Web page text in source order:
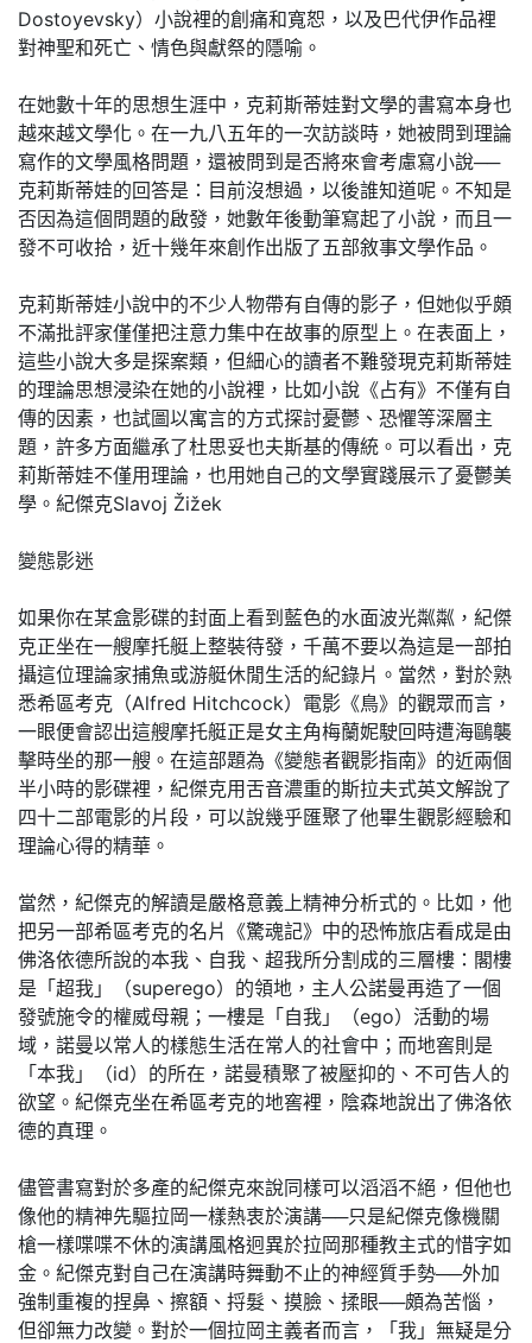
Dostoyevsky）小說裡的創痛和寬恕，以及巴代伊作品裡
對神聖和死亡、情色與獻祭的隱喻。
在她數十年的思想生涯中，克莉斯蒂娃對文學的書寫本身也
越來越文學化。在一九八五年的一次訪談時，她被問到理論
寫作的文學風格問題，還被問到是否將來會考慮寫小說──
克莉斯蒂娃的回答是：目前沒想過，以後誰知道呢。不知是
否因為這個問題的啟發，她數年後動筆寫起了小說，而且一
發不可收拾，近十幾年來創作出版了五部敘事文學作品。
克莉斯蒂娃小說中的不少人物帶有自傳的影子，但她似乎頗
不滿批評家僅僅把注意力集中在故事的原型上。在表面上，
這些小說大多是探案類，但細心的讀者不難發現克莉斯蒂娃
的理論思想浸染在她的小說裡，比如小說《占有》不僅有自
傳的因素，也試圖以寓言的方式探討憂鬱、恐懼等深層主
題，許多方面繼承了杜思妥也夫斯基的傳統。可以看出，克
莉斯蒂娃不僅用理論，也用她自己的文學實踐展示了憂鬱美
學。紀傑克Slavoj Žižek
變態影迷
如果你在某盒影碟的封面上看到藍色的水面波光粼粼，紀傑
克正坐在一艘摩托艇上整裝待發，千萬不要以為這是一部拍
攝這位理論家捕魚或游艇休閒生活的紀錄片。當然，對於熟
悉希區考克（Alfred Hitchcock）電影《鳥》的觀眾而言，
一眼便會認出這艘摩托艇正是女主角梅蘭妮駛回時遭海鷗襲
擊時坐的那一艘。在這部題為《變態者觀影指南》的近兩個
半小時的影碟裡，紀傑克用舌音濃重的斯拉夫式英文解說了
四十二部電影的片段，可以說幾乎匯聚了他畢生觀影經驗和
理論心得的精華。
當然，紀傑克的解讀是嚴格意義上精神分析式的。比如，他
把另一部希區考克的名片《驚魂記》中的恐怖旅店看成是由
佛洛依德所說的本我、自我、超我所分割成的三層樓：閣樓
是「超我」（superego）的領地，主人公諾曼再造了一個
發號施令的權威母親；一樓是「自我」（ego）活動的場
域，諾曼以常人的樣態生活在常人的社會中；而地窖則是
「本我」（id）的所在，諾曼積聚了被壓抑的、不可告人的
欲望。紀傑克坐在希區考克的地窖裡，陰森地說出了佛洛依
德的真理。
儘管書寫對於多產的紀傑克來說同樣可以滔滔不絕，但他也
像他的精神先驅拉岡一樣熱衷於演講──只是紀傑克像機關
槍一樣喋喋不休的演講風格迥異於拉岡那種教主式的惜字如
金。紀傑克對自己在演講時舞動不止的神經質手勢──外加
強制重複的捏鼻、擦額、捋髮、摸臉、揉眼──頗為苦惱，
但卻無力改變。對於一個拉岡主義者而言，「我」無疑是分